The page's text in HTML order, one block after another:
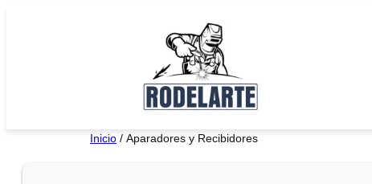
Inicio / Aparadores y Recibidores